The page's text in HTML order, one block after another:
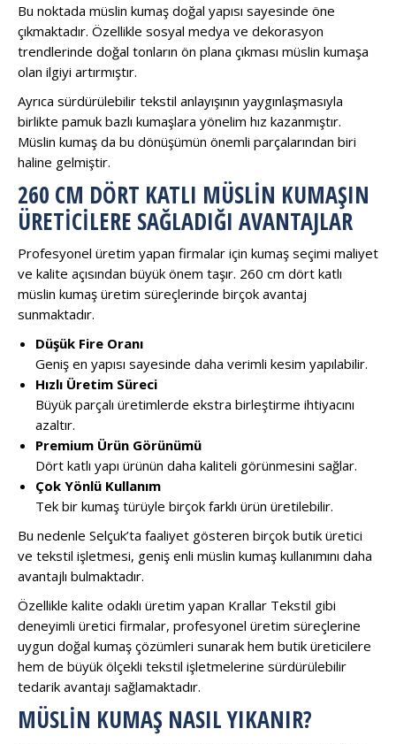
Bu noktada müslin kumaş doğal yapısı sayesinde öne
çıkmaktadır. Özellikle sosyal medya ve dekorasyon
trendlerinde doğal tonların ön plana çıkması müslin kumaşa
olan ilgiyi artırmıştır.
Ayrıca sürdürülebilir tekstil anlayışının yaygınlaşmasıyla
birlikte pamuk bazlı kumaşlara yönelim hız kazanmıştır.
Müslin kumaş da bu dönüşümün önemli parçalarından biri
haline gelmiştir.
260 CM DÖRT KATLI MÜSLIN KUMAŞIN
ÜRETICILERE SAĞLADIĞI AVANTAJLAR
Profesyonel üretim yapan firmalar için kumaş seçimi maliyet
ve kalite açısından büyük önem taşır. 260 cm dört katlı
müslin kumaş üretim süreçlerinde birçok avantaj
sunmaktadır.
Düşük Fire Oranı
Geniş en yapısı sayesinde daha verimli kesim yapılabilir.
Hızlı Üretim Süreci
Büyük parçalı üretimlerde ekstra birleştirme ihtiyacını
azaltır.
Premium Ürün Görünümü
Dört katlı yapı ürünün daha kaliteli görünmesini sağlar.
Çok Yönlü Kullanım
Tek bir kumaş türüyle birçok farklı ürün üretilebilir.
Bu nedenle Selçuk’ta faaliyet gösteren birçok butik üretici
ve tekstil işletmesi, geniş enli müslin kumaş kullanımını daha
avantajlı bulmaktadır.
Özellikle kalite odaklı üretim yapan Krallar Tekstil gibi
deneyimli üretici firmalar, profesyonel üretim süreçlerine
uygun doğal kumaş çözümleri sunarak hem butik üreticilere
hem de büyük ölçekli tekstil işletmelerine sürdürülebilir
tedarik avantajı sağlamaktadır.
MÜSLIN KUMAŞ NASIL YIKANIR?